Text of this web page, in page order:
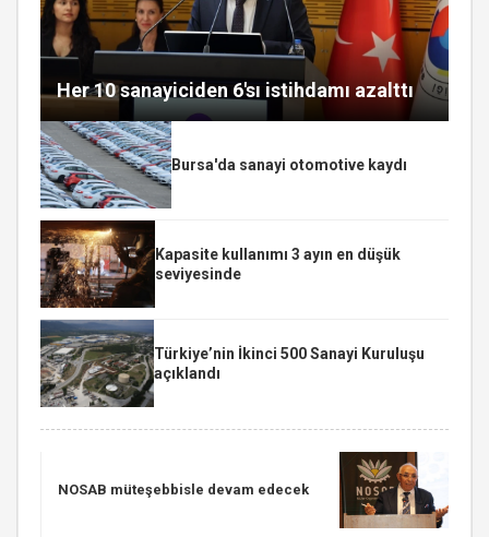
Her 10 sanayiciden 6'sı istihdamı azalttı
Bursa'da sanayi otomotive kaydı
Kapasite kullanımı 3 ayın en düşük
seviyesinde
Türkiye’nin İkinci 500 Sanayi Kuruluşu
açıklandı
NOSAB müteşebbisle devam edecek